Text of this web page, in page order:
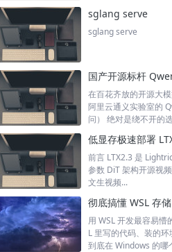
sglang serve
sglang serve
在百花齐放的开源大
阿里云通义实验室的
问） 绝对是绕不开的
前言 LTX2.3 是
参数 DiT 架构开源视
文生视频...
用 WSL 开发最容易懵
L 里写的代码、装的环
到底在 Windows 的哪